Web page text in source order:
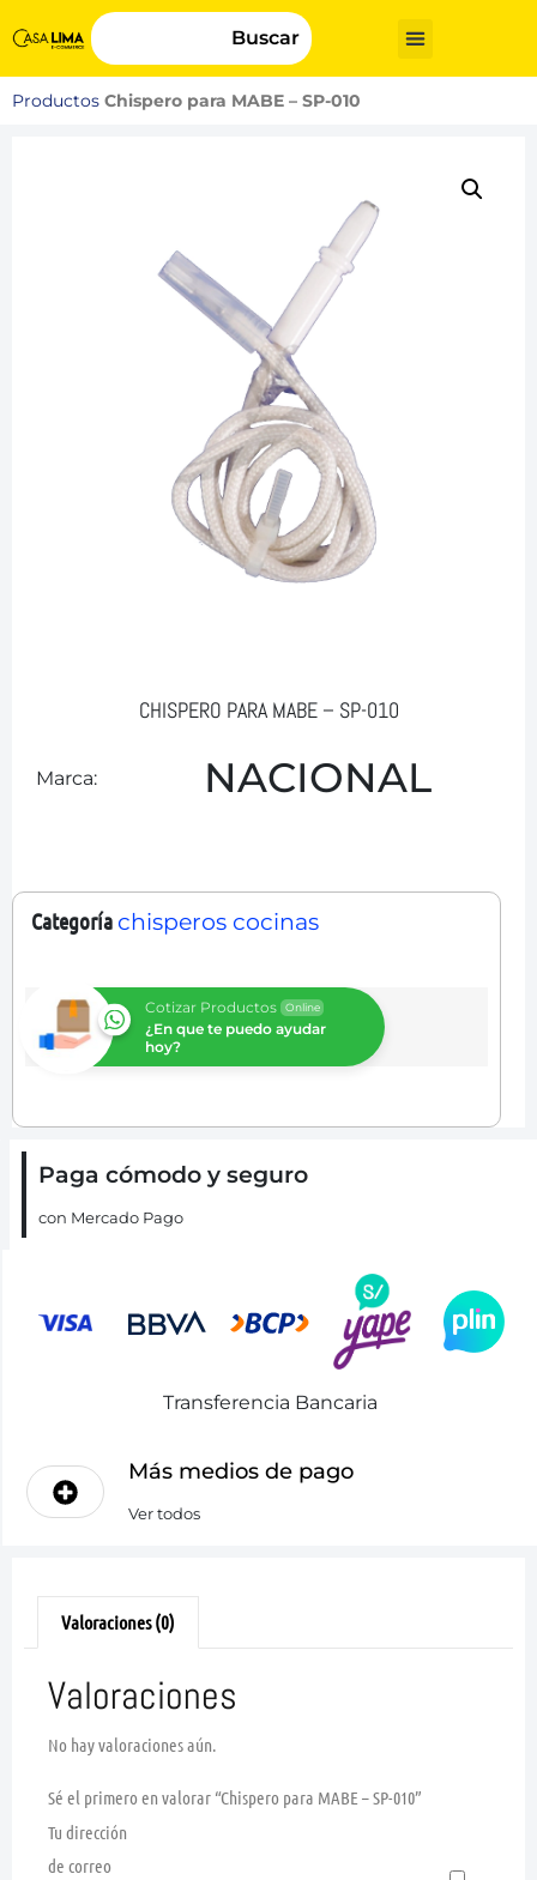
Buscar
Productos Chispero para MABE – SP-010
CHISPERO PARA MABE – SP-010
Marca: NACIONAL
Categoría chisperos cocinas
Cotizar Productos Online
¿En que te puedo ayudar
hoy?
Paga cómodo y seguro
con Mercado Pago
Transferencia Bancaria
Más medios de pago
Ver todos
Valoraciones (0)
Valoraciones
No hay valoraciones aún.
Sé el primero en valorar “Chispero para MABE – SP-010”
Tu dirección
de correo